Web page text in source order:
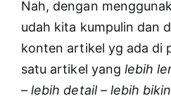
Nah, dengan
udah kita kumpulin dan
konten artikel yg ada di
satu artikel yang lebih
– lebih detail – lebih